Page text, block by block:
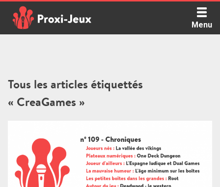
content
Menu
Tous les articles étiquettés
« CreaGames »